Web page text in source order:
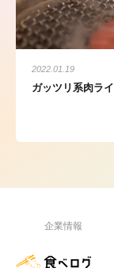
2022.01.19
ガッツリ系肉ラ
企業情報